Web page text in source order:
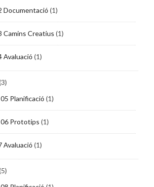
Documentació (1)
Camins Creatius (1)
Avaluació (1)
Planificació (1)
Prototips (1)
Avaluació (1)